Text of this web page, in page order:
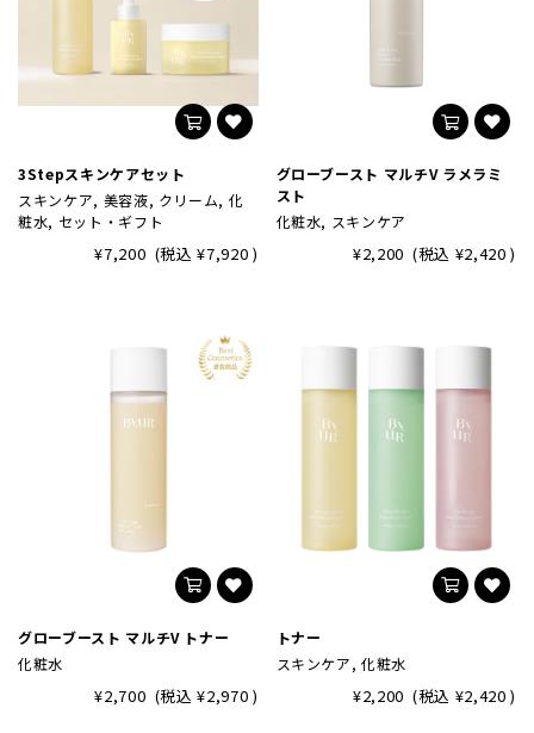
3Stepスキンケアセット
スキンケア, 美容液, クリーム, 化
粧水, セット・ギフト
¥7,200 (税込 ¥7,920 )
グローブースト マルチV ラメラミ
スト
化粧水, スキンケア
¥2,200 (税込 ¥2,420 )
グローブースト マルチV トナー
化粧水
¥2,700 (税込 ¥2,970 )
トナー
スキンケア, 化粧水
¥2,200 (税込 ¥2,420 )